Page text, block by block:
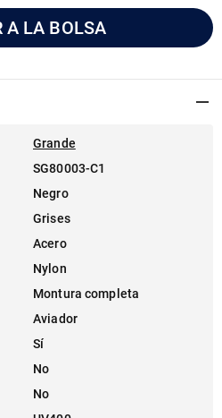
A LA BOLSA
Grande
SG80003-C1
Negro
Grises
Acero
Nylon
Montura completa
Aviador
Sí
No
No